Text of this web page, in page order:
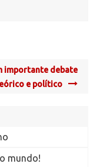
importante debate
e político
mundo!